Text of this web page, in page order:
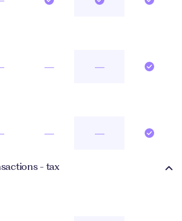
— —
— —
- tax